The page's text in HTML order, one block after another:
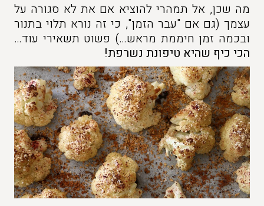
מה שכן, אל תמהרי להוציא אם את לא סגורה על
עצמך (גם אם "עבר הזמן", כי זה נורא תלוי בתנור
ובכמה זמן חיממת מראש…) פשוט תשאירי עוד…
הכי כיף שהיא טיפונת נשרפת!